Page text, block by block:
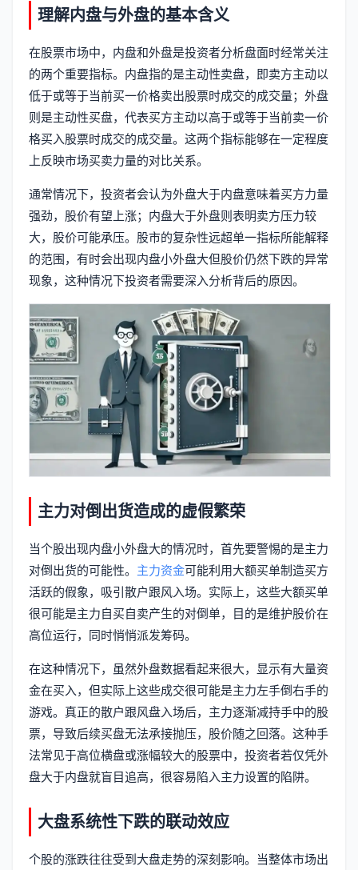
理解内盘与外盘的基本含义
在股票市场中，内盘和外盘是投资者分析盘面时经常关注
的两个重要指标。内盘指的是主动性卖盘，即卖方主动以
低于或等于当前买一价格卖出股票时成交的成交量；外盘
则是主动性买盘，代表买方主动以高于或等于当前卖一价
格买入股票时成交的成交量。这两个指标能够在一定程度
上反映市场买卖力量的对比关系。
通常情况下，投资者会认为外盘大于内盘意味着买方力量
强劲，股价有望上涨；内盘大于外盘则表明卖方压力较
大，股价可能承压。股市的复杂性远超单一指标所能解释
的范围，有时会出现内盘小外盘大但股价仍然下跌的异常
现象，这种情况下投资者需要深入分析背后的原因。
主力对倒出货造成的虚假繁荣
当个股出现内盘小外盘大的情况时，首先要警惕的是主力
对倒出货的可能性。 主力资金可能利用大额买单制造买方
活跃的假象，吸引散户跟风入场。实际上，这些大额买单
很可能是主力自买自卖产生的对倒单，目的是维护股价在
高位运行，同时悄悄派发筹码。
在这种情况下，虽然外盘数据看起来很大，显示有大量资
金在买入，但实际上这些成交很可能是主力左手倒右手的
游戏。真正的散户跟风盘入场后，主力逐渐减持手中的股
票，导致后续买盘无法承接抛压，股价随之回落。这种手
法常见于高位横盘或涨幅较大的股票中，投资者若仅凭外
盘大于内盘就盲目追高，很容易陷入主力设置的陷阱。
大盘系统性下跌的联动效应
个股的涨跌往往受到大盘走势的深刻影响。当整体市场出